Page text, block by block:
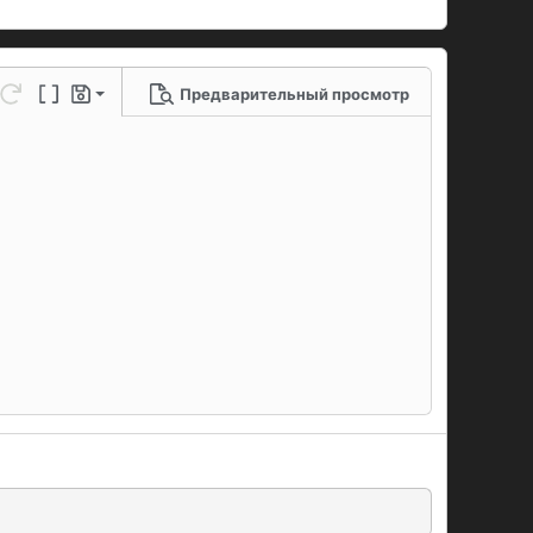
линию
Повторить
Переключение BB-кодов
Черновики Предварительный просмотр